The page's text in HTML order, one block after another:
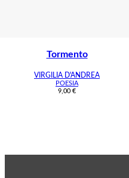
Tormento
VIRGILIA D'ANDREA
POESIA
9,00 €